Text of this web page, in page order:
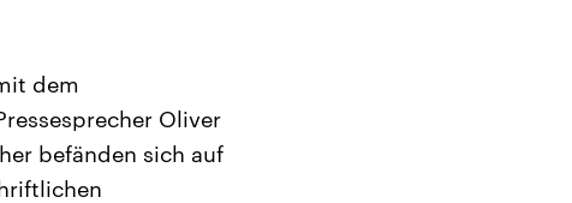
dem
Oliver
befänden sich auf